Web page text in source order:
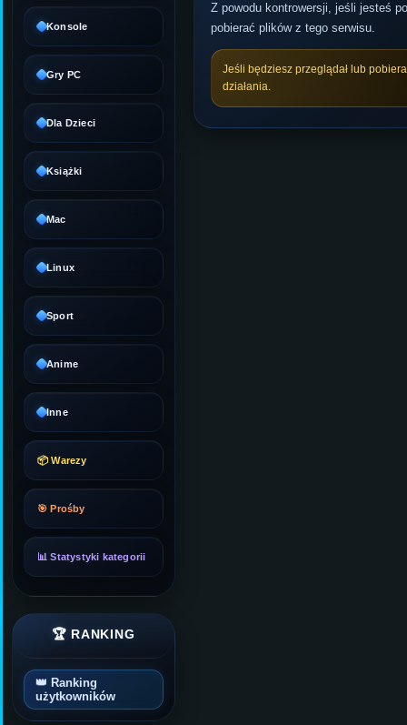
Konsole
Gry PC
Dla Dzieci
Książki
Mac
Linux
Sport
Anime
Inne
📦 Warezy
🎯 Prośby
📊 Statystyki kategorii
🏆 RANKING
👑 Ranking
użytkowników
Z powodu kontrowersji, jeśli jesteś
pobierać plików z tego serwisu.
Jeśli będziesz przeglądał lub
działania.